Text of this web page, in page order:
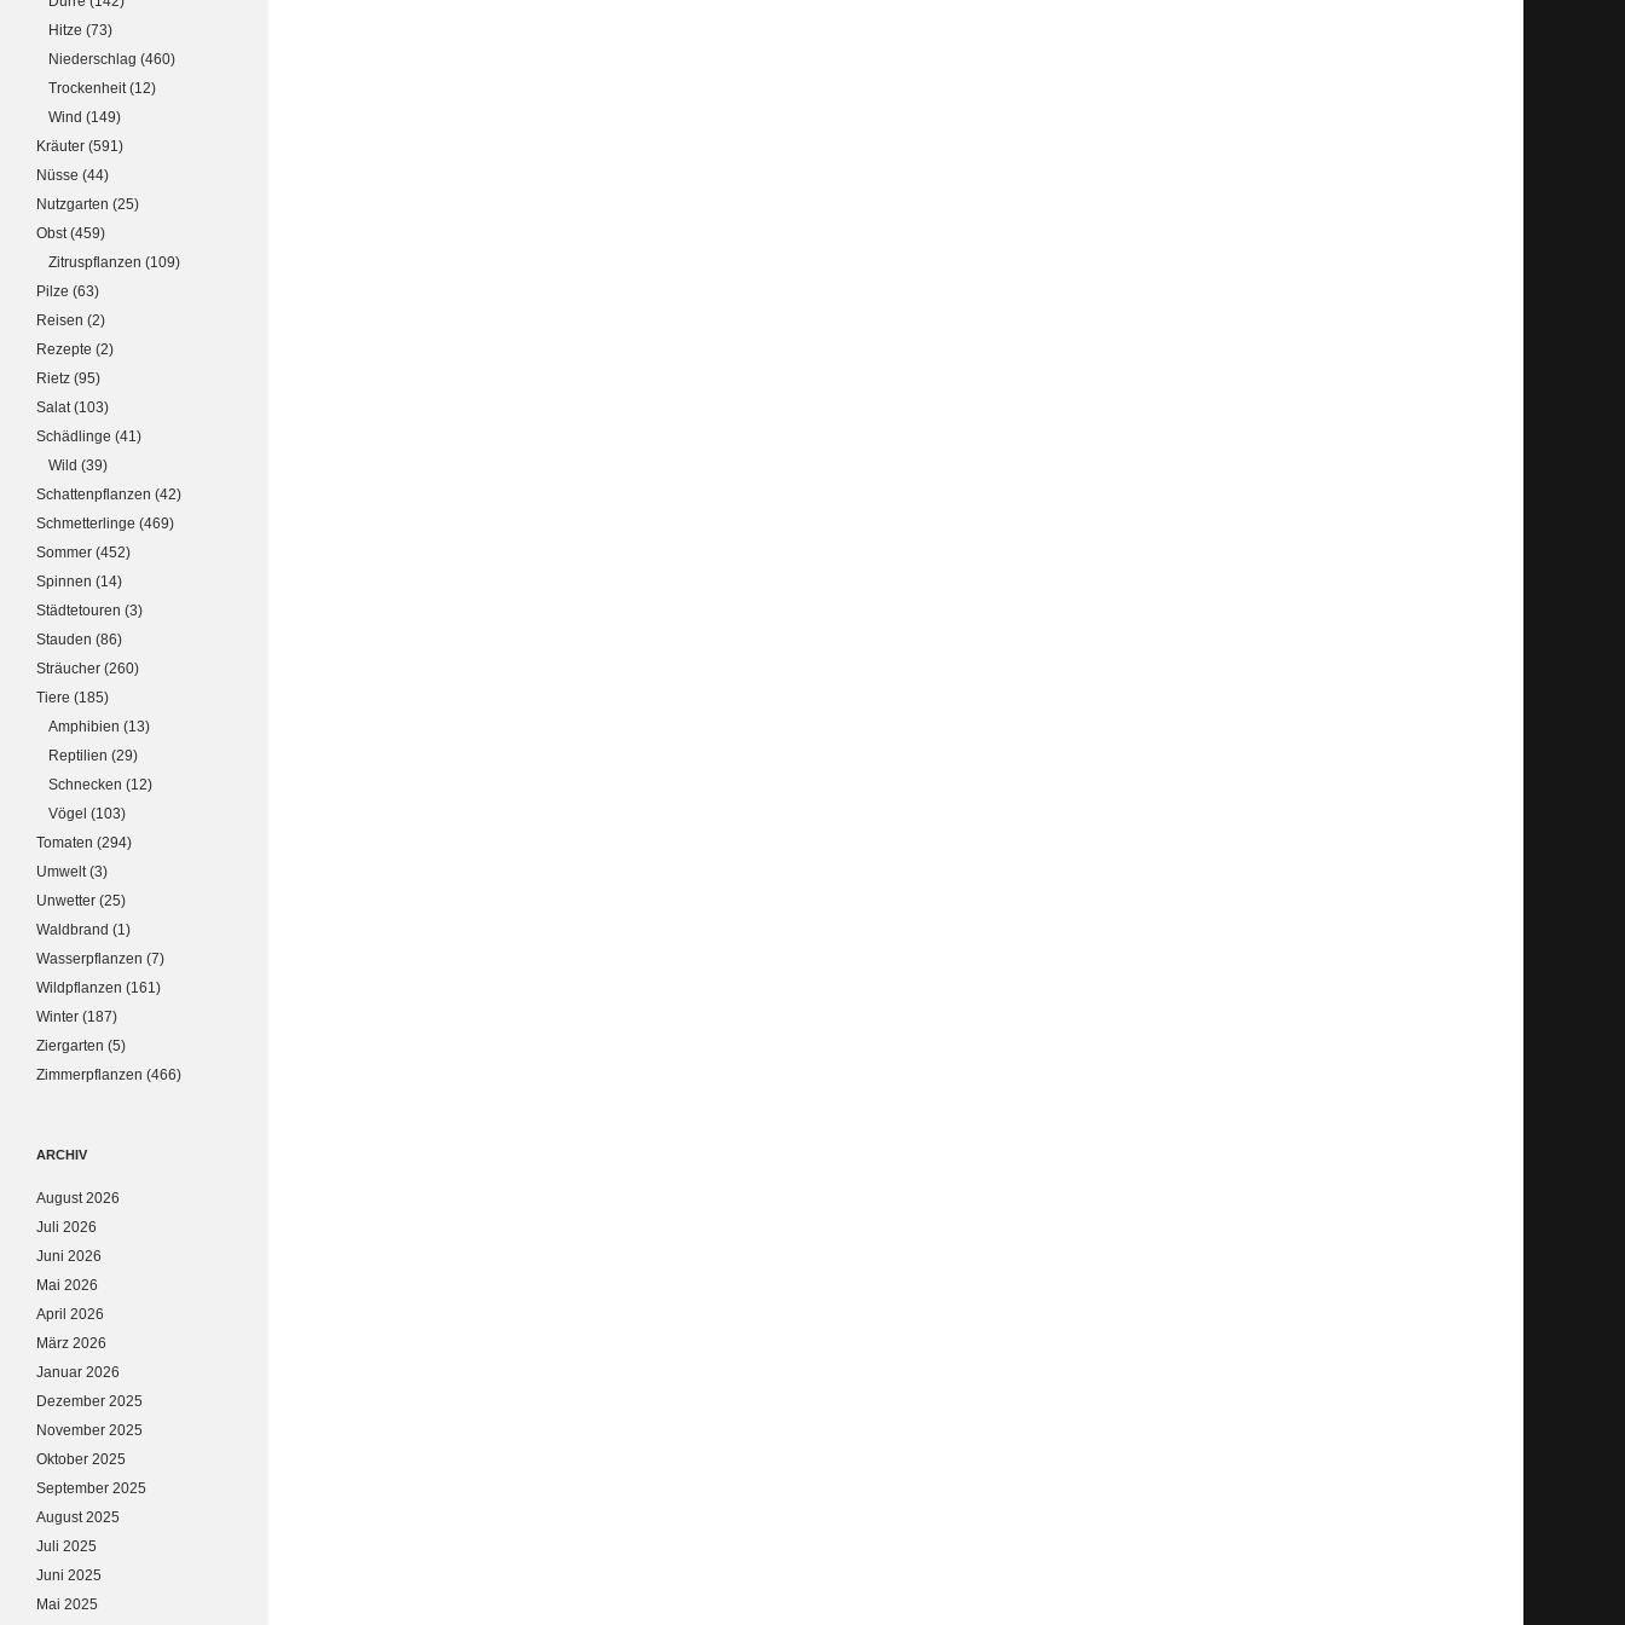
Hitze (73)
Niederschlag (460)
Trockenheit(12)
Wind (149)
Kräuter (591)
Nüsse (44)
Nutzgarten (25)
Obst(459)
Zitruspflanzen (109)
Pilze (63)
Reisen (2)
Rezepte (2)
Rietz (95)
Salat(103)
Schädlinge (41)
Wild (39)
Schattenpflanzen (42)
Schmetterlinge (469)
Sommer (452)
Spinnen (14)
Städtetouren (3)
Stauden (86)
Sträucher (260)
Tiere (185)
Amphibien (13)
Reptilien (29)
Schnecken (12)
Vögel (103)
Tomaten (294)
Umwelt(3)
Unwetter (25)
Waldbrand (1)
Wasserpflanzen (7)
Wildpflanzen (161)
Winter (187)
Ziergarten (5)
Zimmerpflanzen (466)
ARCHIV
August 2026
Juli 2026
Juni 2026
Mai 2026
April 2026
März 2026
Januar 2026
Dezember 2025
November 2025
Oktober 2025
September 2025
August 2025
Juli 2025
Juni 2025
Mai 2025